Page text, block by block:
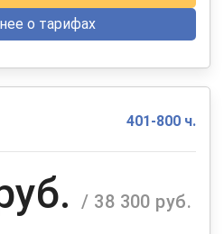
о тарифах
401-800 ч.
/ 38 300 руб.